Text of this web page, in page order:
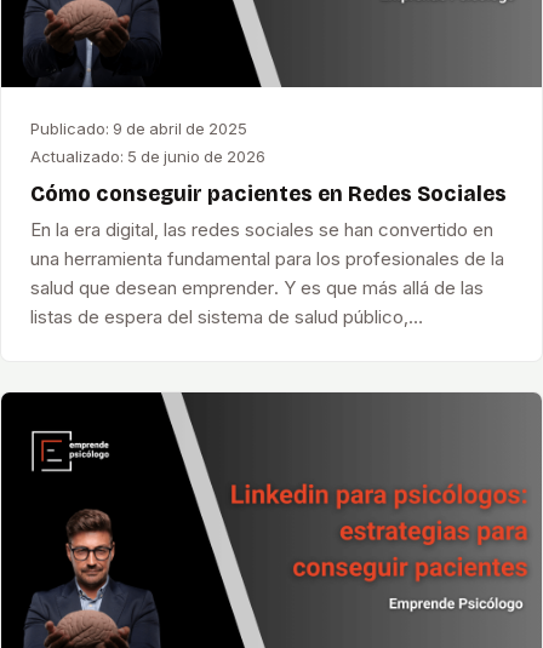
Publicado: 9 de abril de 2025
Actualizado: 5 de junio de 2026
Cómo conseguir pacientes en Redes Sociales
En la era digital, las redes sociales se han convertido en
una herramienta fundamental para los profesionales de la
salud que desean emprender. Y es que más allá de las
listas de espera del sistema de salud público,…